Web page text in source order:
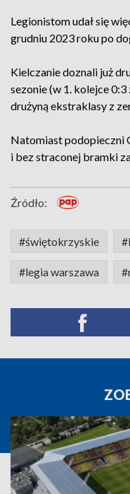
Legionistom udał się
grudniu 2023 roku po
Kielczanie doznali już
sezonie (w 1. kolejce 0:3
drużyną ekstraklasy z
Natomiast podopieczni
i bez straconej bramki
Źródło:
#świętokrzyskie
#legia warszawa